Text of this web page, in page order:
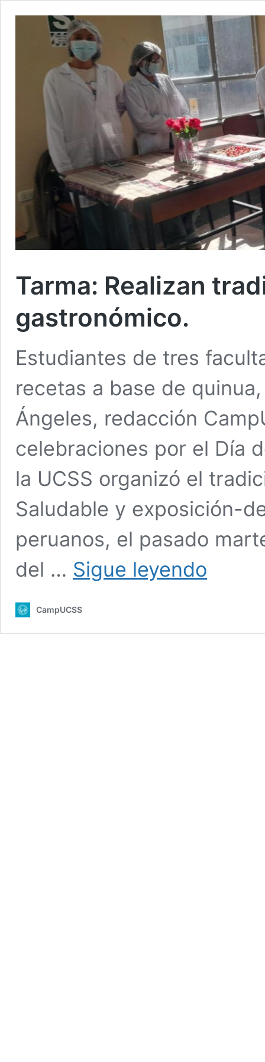
Tarma: Realizan
gastronómico.
Estudiantes de tres
recetas a base de
Ángeles, redacción
celebraciones por el Día
la UCSS organizó el
Saludable y exposición-
peruanos, el pasado
del … Sigue leyendo
CampUCSS